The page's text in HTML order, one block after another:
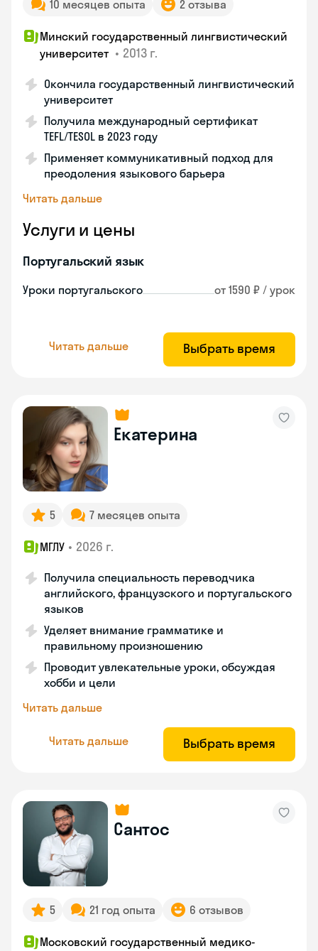
10 месяцев опыта 2 отзыва
Минский государственный лингвистический
университет • 2013 г.
Окончила государственный лингвистический
университет
Получила международный сертификат
TEFL/TESOL в 2023 году
Применяет коммуникативный подход для
преодоления языкового барьера
Читать дальше
Услуги и цены
Португальский язык
Уроки португальского от 1590 ₽ / урок
Читать дальше Выбрать время
Екатерина
5 7 месяцев опыта
МГЛУ • 2026 г.
Получила специальность переводчика
английского, французского и португальского
языков
Уделяет внимание грамматике и
правильному произношению
Проводит увлекательные уроки, обсуждая
хобби и цели
Читать дальше
Читать дальше Выбрать время
Сантос
5 21 год опыта 6 отзывов
Московский государственный медико-